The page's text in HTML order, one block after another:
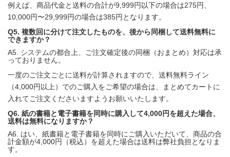
例えば、商品代金と送料の合計が9,999円以下の場合は275円、
10,000円〜29,999円の場合は385円となります。
Q5. 複数回に分けて注文したものを、後から同梱して送料無料に
できますか？
A5. システムの都合上、ご注文確定後の同梱（おまとめ）対応は承
っておりません。
一度のご注文ごとに送料が計算されますので、送料無料ライン
（4,000円以上）でのご購入をご希望の場合は、まとめてカートに
入れてご注文くださいますようお願いいたします。
Q6. 紙の書籍と電子書籍を同時に購入して4,000円を超えた場合、
送料は無料になりますか？
A6. はい、紙書籍と電子書籍を同時にご購入いただいて、商品の合
計金額が4,000円（税込）を超えた場合は送料は弊社負担となりま
す。